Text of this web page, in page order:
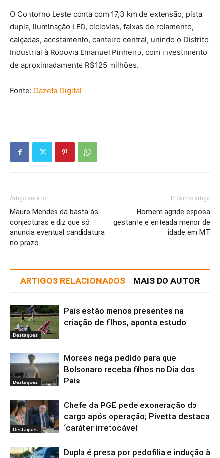
O Contorno Leste conta com 17,3 km de extensão, pista
dupla, iluminação LED, ciclovias, faixas de rolamento,
calçadas, acostamento, canteiro central, unindo o Distrito
Industrial à Rodovia Emanuel Pinheiro, com investimento
de aproximadamente R$125 milhões.
Fonte: Gazeta Digital
Artigo anterior
Mauro Mendes dá basta às
conjecturas e diz que só
anuncia eventual candidatura
no prazo
Próximo artigo
Homem agride esposa
gestante e enteada menor de
idade em MT
ARTIGOS RELACIONADOS MAIS DO AUTOR
Destaques
Pais estão menos presentes na
criação de filhos, aponta estudo
Destaques
Moraes nega pedido para que
Bolsonaro receba filhos no Dia dos
Pais
Destaques
Chefe da PGE pede exoneração do
cargo após operação; Pivetta destaca
‘caráter irretocável’
Dupla é presa por pedofilia e indução à